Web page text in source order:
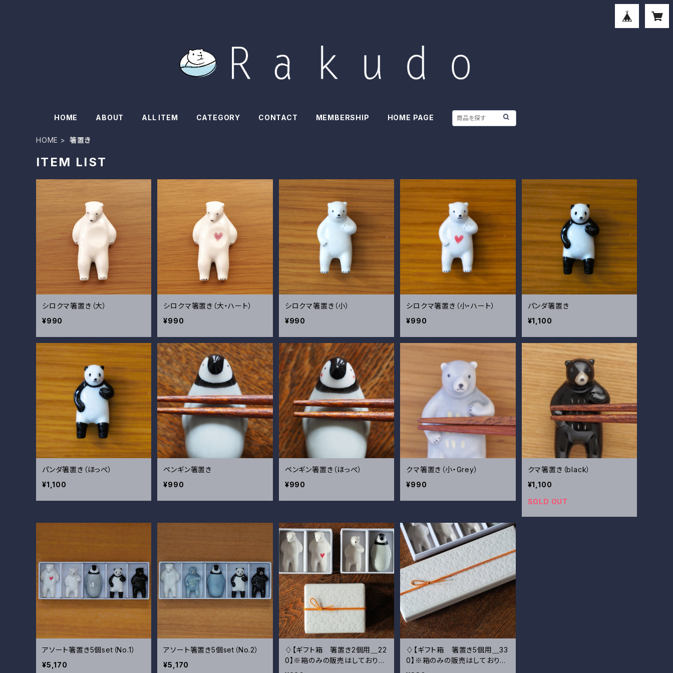
HOME ABOUT ALL ITEM CATEGORY CONTACT MEMBERSHIP HOME PAGE
HOME 箸置き
ITEM LIST
シロクマ箸置き（大）
¥990
シロクマ箸置き（大・ハート）
¥990
シロクマ箸置き（小）
¥990
シロクマ箸置き（小・ハート）
¥990
パンダ箸置き
¥1,100
パンダ箸置き（ほっぺ）
¥1,100
ペンギン箸置き
¥990
ペンギン箸置き（ほっぺ）
¥990
クマ箸置き（小・Grey）
¥990
クマ箸置き（black）
¥1,100
SOLD OUT
アソート箸置き5個set（No.1）
¥5,170
アソート箸置き5個set（No.2）
¥5,170
♢【ギフト箱 箸置き2個用＿22
0】※箱のみの販売はしておりま
せん
♢【ギフト箱 箸置き5個用＿33
0】※箱のみの販売はしておりま
せん